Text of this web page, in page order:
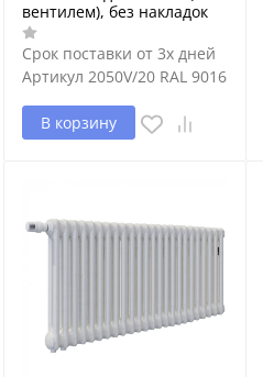
вентилем), без накладок
Срок поставки от 3х дней
Артикул 2050V/20 RAL 9016
В корзину